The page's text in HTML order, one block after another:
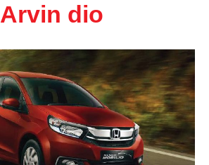
Arvin dio